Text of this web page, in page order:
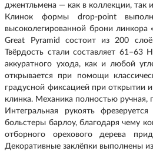
джентльмена — как в коллекции, так
Клинок формы drop-point
высоколегированной брони
Great Pyramid состоит из 200
Твёрдость стали составляет 61–63
аккуратного ухода, как и любой
открывается при помощи
градусной фиксацией при открытии
клинка. Механика полностью
Интегральная рукоять
больстеры барлоу, благодаря чему
отборного орехового дерева
Декоративные заклёпки выполнены